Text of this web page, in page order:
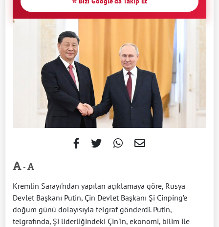
-
Kremlin Sarayı'ndan yapılan açıklamaya göre, Rusya
Devlet Başkanı Putin, Çin Devlet Başkanı Şi Cinping’e
doğum günü dolayısıyla telgraf gönderdi. Putin,
telgrafında, Şi liderliğindeki Çin'in, ekonomi, bilim ile